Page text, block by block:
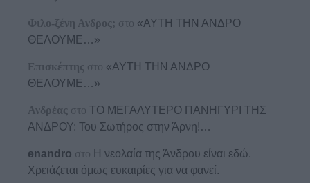
Φιλο-ξένη Ανδρος; στο «ΑΥΤΗ ΤΗΝ ΑΝΔΡΟ
ΘΕΛΟΥΜΕ…»
Επισκέπτης στο «ΑΥΤΗ ΤΗΝ ΑΝΔΡΟ
ΘΕΛΟΥΜΕ…»
Ανδρέας στο ΤΟ ΜΕΓΑΛΥΤΕΡΟ ΠΑΝΗΓΥΡΙ ΤΗΣ
ΑΝΔΡΟΥ: Του Σωτήρος στην Άρνη!…
enandro στο Η νεολαία της Άνδρου είναι εδώ.
Χρειάζεται όμως ευκαιρίες για να φανεί.